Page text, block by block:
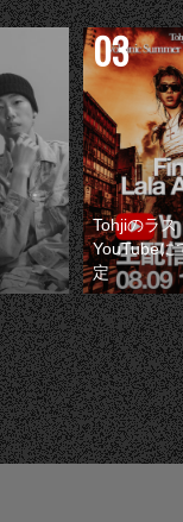
Tohjiのラス
YouTubeに
定